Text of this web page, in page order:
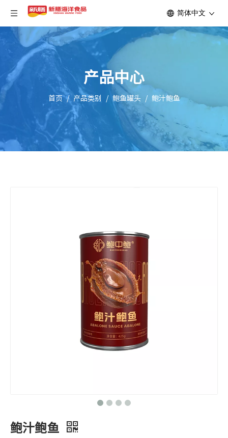
简体中文
产品中心
首页 / 产品类别 / 鲍鱼罐头 / 鲍汁鲍鱼
鲍汁鲍鱼